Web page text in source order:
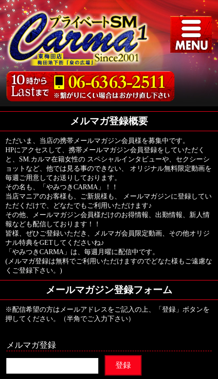
メルマガ登録概要
ただいま、当店の携帯メールマガジン会員様を募集中です。
HPにアクセスして、携帯メールマガジン会員登録をしていただく
と、SM.カルマ在籍女性の スペシャルインタビューや、セクシーシ
ョットなど、他では見る事のできない、 オリジナル無料限定動画を
毎週ご用意してお送りしております。
その名も、「やみつきCARMA」！！
当店マニアのお客様も、ご新規様も、 メールマガジンに登録してい
ただくだけで、どなたでもご利用いただけます♪
その他、メールマガジン会員様だけのお得情報、出勤情報、新人情
報なども配信しております！！
皆様、ぜひご登録いただき、メルマガ会員限定動画、その他オリジ
ナル特典をGETしてくださいね♪
「やみつきCARMA」は、毎週月曜に配信中です。
(メルマガ登録は無料でご利用いただけますのでどなた様もご遠慮な
くご登録下さい。)
メールマガジン登録フォーム
※配信希望の方はメールアドレスをご記入の上、「登録」ボタンを
押してください。（半角でご入力下さい）
メルマガ登録